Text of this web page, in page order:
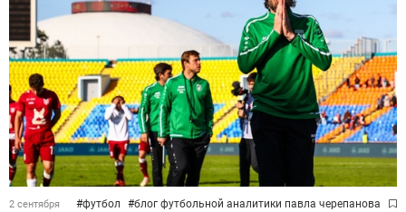
2 сентября #футбол #блог футбольной аналитики павла черепанова